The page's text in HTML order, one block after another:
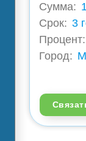
Сумма:
Срок: 3
Процент:
Город: